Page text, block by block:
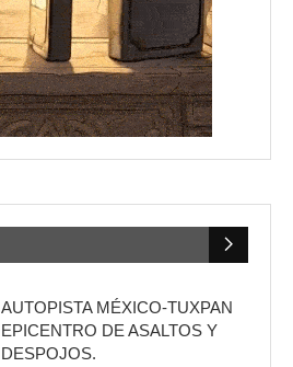
AUTOPISTA MÉXICO-TUXPAN
EPICENTRO DE ASALTOS Y
DESPOJOS.